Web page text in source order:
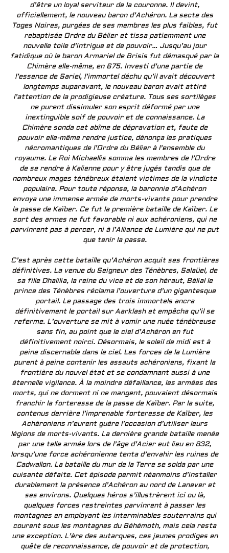
d’être un loyal serviteur de la couronne. Il devint,
officiellement, le nouveau baron d’Achéron. La secte des
Toges Noires, purgées de ses membres les plus faibles, fut
rebaptisée Ordre du Bélier et tissa patiemment une
nouvelle toile d’intrigue et de pouvoir… Jusqu’au jour
fatidique où le baron Armariel de Brisis fut démasqué par la
Chimère elle-même, en 675. Investi d’une partie de
l’essence de Sariel, l’immortel déchu qu’il avait découvert
longtemps auparavant, le nouveau baron avait attiré
l’attention de la prodigieuse créature. Tous ses sortilèges
ne purent dissimuler son esprit déformé par une
inextinguible soif de pouvoir et de connaissance. La
Chimère sonda cet abîme de dépravation et, faute de
pouvoir elle-même rendre justice, dénonça les pratiques
nécromantiques de l’Ordre du Bélier à l’ensemble du
royaume. Le Roi Michaellis somma les membres de l’Ordre
de se rendre à Kalienne pour y être jugés tandis que de
nombreux mages ténébreux étaient victimes de la vindicte
populaire. Pour toute réponse, la baronnie d’Achéron
envoya une immense armée de morts-vivants pour prendre
la passe de Kaïber. Ce fut la première bataille de Kaïber. Le
sort des armes ne fut favorable ni aux achéroniens, qui ne
parvinrent pas à percer, ni à l’Alliance de Lumière qui ne put
que tenir la passe.
C’est après cette bataille qu’Achéron acquit ses frontières
définitives. La venue du Seigneur des Ténèbres, Salaüel, de
sa fille Dhalilia, la reine du vice et de son héraut, Bélial le
prince des Ténèbres réclama l’ouverture d’un gigantesque
portail. Le passage des trois immortels ancra
définitivement le portail sur Aarklash et empêcha qu’il se
referme. L’ouverture se mit à vomir une nuée ténébreuse
sans fin, au point que le ciel d’Achéron en fut
définitivement noirci. Désormais, le soleil de midi est à
peine discernable dans le ciel. Les forces de la Lumière
purent à peine contenir les assauts achéroniens, fixant la
frontière du nouvel état et se condamnant aussi à une
éternelle vigilance. À la moindre défaillance, les armées des
morts, qui ne dorment ni ne mangent, pouvaient désormais
franchir la forteresse de la passe de Kaïber. Par la suite,
contenus derrière l’imprenable forteresse de Kaïber, les
Achéroniens n’eurent guère l’occasion d’utiliser leurs
légions de morts-vivants. La dernière grande bataille menée
par une telle armée lors de l’âge d’Acier eut lieu en 832,
lorsqu’une force achéronienne tenta d’envahir les ruines de
Cadwallon. La bataille du mur de la Terre se solda par une
cuisante défaite. Cet épisode permit néanmoins d’installer
durablement la présence d’Achéron au nord de Lanever et
ses environs. Quelques héros s’illustrèrent ici ou là,
quelques forces restreintes parvinrent à passer les
montagnes en employant les interminables souterrains qui
courent sous les montagnes du Béhémoth, mais cela resta
une exception. L’ère des autarques, ces jeunes prodiges en
quête de reconnaissance, de pouvoir et de protection,